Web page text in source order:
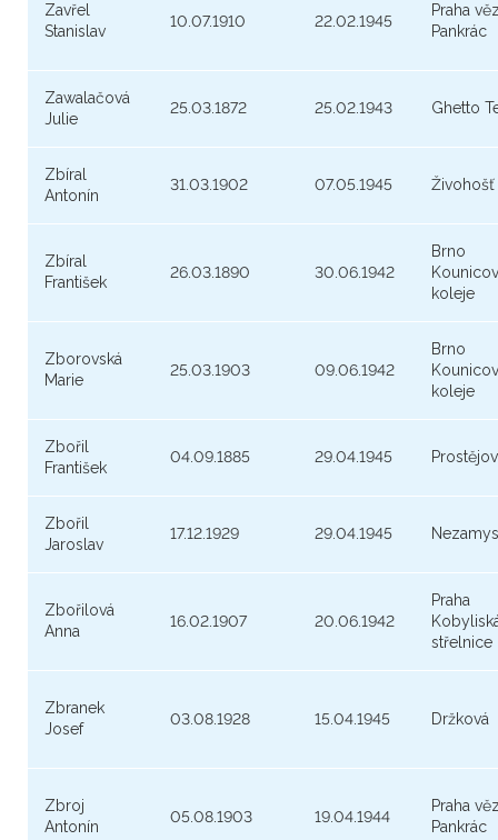
Zavřel
Stanislav
10.07.1910 22.02.1945
Praha
Pankrác
Zawalačová
Julie
25.03.1872 25.02.1943 Ghetto
Zbíral
Antonín
31.03.1902 07.05.1945 Živohošť
Zbíral
František
26.03.1890 30.06.1942
Brno
koleje
Zborovská
Marie
25.03.1903 09.06.1942
Brno
koleje
Zbořil
František
04.09.1885 29.04.1945 Prostějov
Zbořil
Jaroslav
17.12.1929 29.04.1945
Zbořilová
Anna
16.02.1907 20.06.1942
Praha
střelnice
Zbranek
Josef
03.08.1928 15.04.1945 Držková
Zbroj
Antonín
05.08.1903 19.04.1944
Praha
Pankrác